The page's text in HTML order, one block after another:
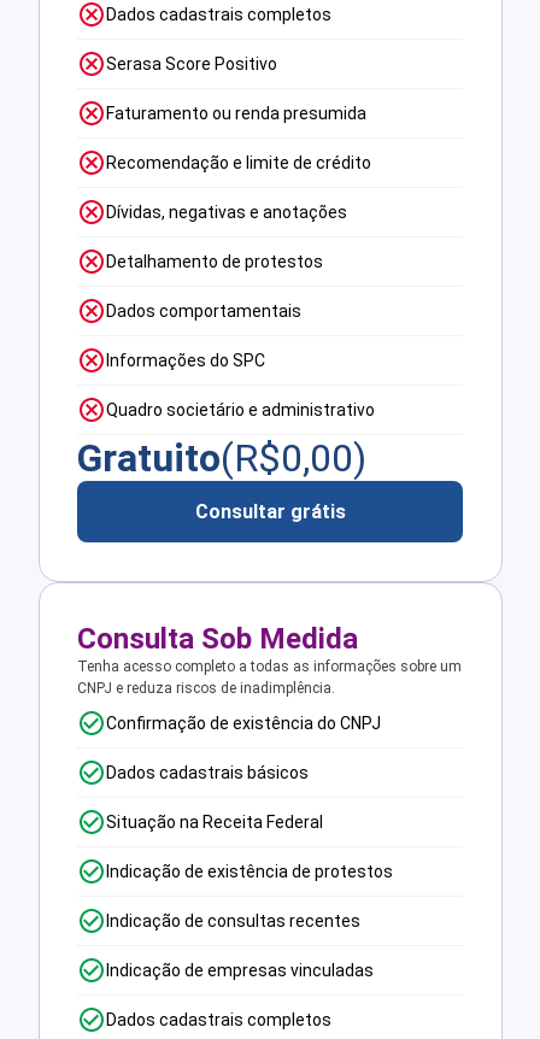
Dados cadastrais completos
Serasa Score Positivo
Faturamento ou renda presumida
Recomendação e limite de crédito
Dívidas, negativas e anotações
Detalhamento de protestos
Dados comportamentais
Informações do SPC
Quadro societário e administrativo
Gratuito(R$0,00)
Consultar grátis
Consulta Sob Medida
Tenha acesso completo a todas as informações sobre um
CNPJ e reduza riscos de inadimplência.
Confirmação de existência do CNPJ
Dados cadastrais básicos
Situação na Receita Federal
Indicação de existência de protestos
Indicação de consultas recentes
Indicação de empresas vinculadas
Dados cadastrais completos